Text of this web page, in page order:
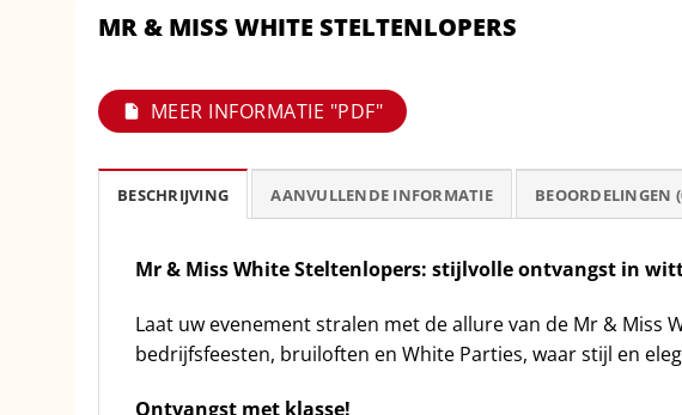
MR & MISS WHITE STELTENLOPERS
MEER INFORMATIE "PDF"
BESCHRIJVING AANVULLENDE INFORMATIE BEOORDELINGEN
Mr & Miss White Steltenlopers: stijlvolle ontvangst in
Laat uw evenement stralen met de allure van de Mr & Miss
bedrijfsfeesten, bruiloften en White Parties, waar stijl en
Ontvangst met klasse!